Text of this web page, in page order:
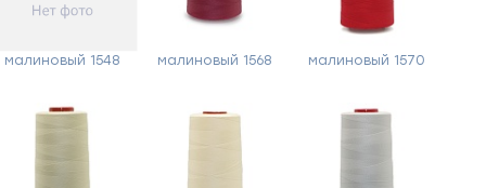
малиновый 1548 малиновый 1568 малиновый 1570